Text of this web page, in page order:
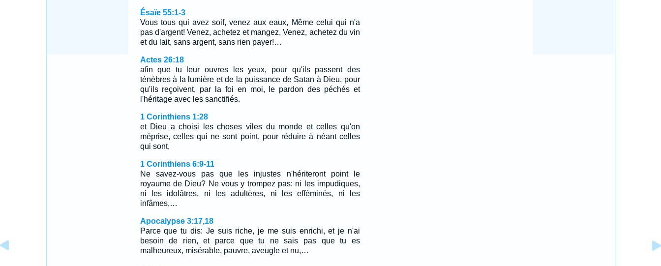
Ésaïe 55:1-3
Vous tous qui avez soif, venez aux eaux, Même celui qui n'a
pas d'argent! Venez, achetez et mangez, Venez, achetez du vin
et du lait, sans argent, sans rien payer!…
Actes 26:18
afin que tu leur ouvres les yeux, pour qu'ils passent des
ténèbres à la lumière et de la puissance de Satan à Dieu, pour
qu'ils reçoivent, par la foi en moi, le pardon des péchés et
l'héritage avec les sanctifiés.
1 Corinthiens 1:28
et Dieu a choisi les choses viles du monde et celles qu'on
méprise, celles qui ne sont point, pour réduire à néant celles
qui sont,
1 Corinthiens 6:9-11
Ne savez-vous pas que les injustes n'hériteront point le
royaume de Dieu? Ne vous y trompez pas: ni les impudiques,
ni les idolâtres, ni les adultères, ni les efféminés, ni les
infâmes,…
Apocalypse 3:17,18
Parce que tu dis: Je suis riche, je me suis enrichi, et je n'ai
besoin de rien, et parce que tu ne sais pas que tu es
malheureux, misérable, pauvre, aveugle et nu,…